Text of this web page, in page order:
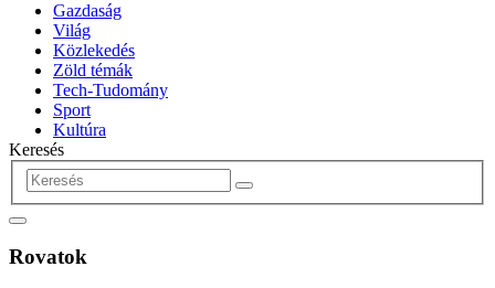
Gazdaság
Világ
Közlekedés
Zöld témák
Tech-Tudomány
Sport
Kultúra
Keresés
Rovatok